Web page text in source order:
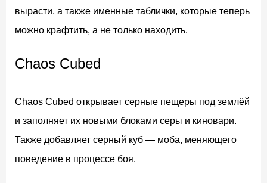
вырасти, а также именные таблички, которые теперь
можно крафтить, а не только находить.
Chaos Cubed
Chaos Cubed открывает серные пещеры под землёй
и заполняет их новыми блоками серы и киновари.
Также добавляет серный куб — моба, меняющего
поведение в процессе боя.